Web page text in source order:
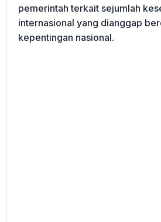
pemerintah terkait sejumlah
internasional yang dianggap
kepentingan nasional.